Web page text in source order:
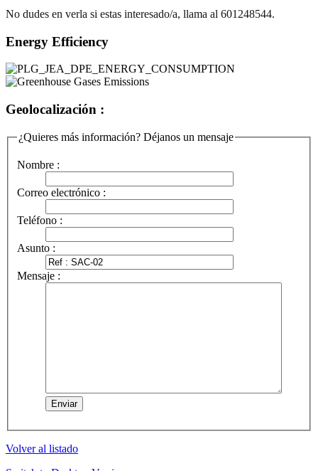
No dudes en verla si estas interesado/a, llama al 601248544.
Energy Efficiency
Geolocalización :
¿Quieres más información? Déjanos un mensaje
Nombre :
Correo electrónico :
Teléfono :
Asunto :
Mensaje :
Volver al listado